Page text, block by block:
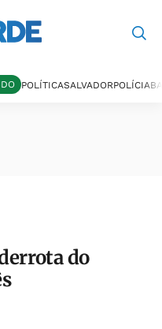
POLÍTICASALVADORPOLÍCIA
do